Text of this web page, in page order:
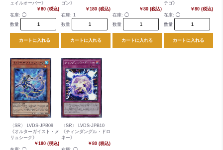
ェイルオーバー》
￥80 (税込)
在庫: ◯
数量
カートに入れる
ゴン》
￥180 (税込)
在庫: 1
数量
カートに入れる
￥80 (税込)
在庫: ◯
数量
カートに入れる
テゴ》
￥80 (税込)
在庫: ◯
数量
カートに入れる
〈SR〉 LVDS-JPB09
《オルターガイスト・メ
リュシーク》
￥180 (税込)
〈SR〉 LVDS-JPB10
《ティンダングル・ドロ
ネー》
￥80 (税込)